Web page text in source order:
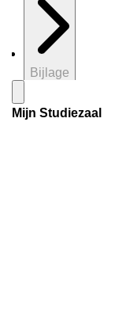
Bijlage
Mijn Studiezaal